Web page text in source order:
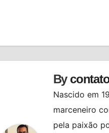
By
Nascido em
marceneiro
pela paixão